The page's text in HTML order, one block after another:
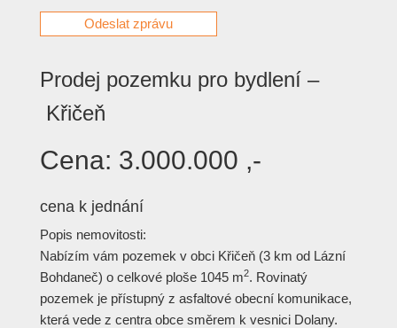
Prodej pozemku pro bydlení –
Křičeň
Cena: 3.000.000 ,-
cena k jednání
Popis nemovitosti:
Nabízím vám pozemek v obci Křičeň (3 km od Lázní
Bohdaneč) o celkové ploše 1045 m2. Rovinatý
pozemek je přístupný z asfaltové obecní komunikace,
která vede z centra obce směrem k vesnici Dolany.